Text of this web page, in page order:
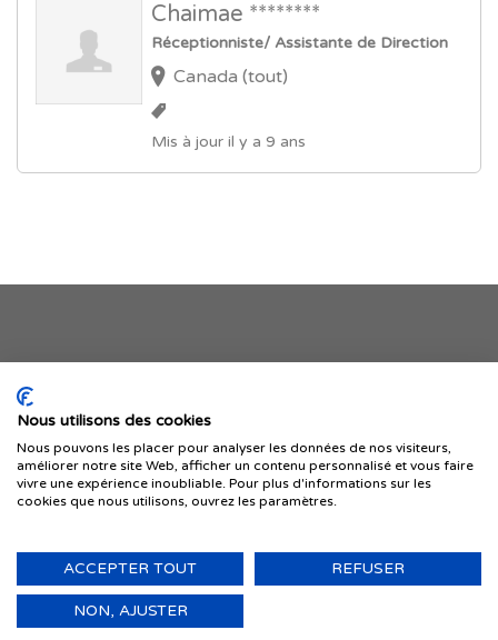
Chaimae ********
Réceptionniste/ Assistante de Direction
Canada (tout)
Mis à jour il y a 9 ans
Je publie mon offre
© 1999-2026 IMMIGRER.COM INC. — TOUS DROITS RÉSERVÉS
Nous utilisons des cookies
Nous pouvons les placer pour analyser les données de nos visiteurs,
améliorer notre site Web, afficher un contenu personnalisé et vous faire
vivre une expérience inoubliable. Pour plus d'informations sur les
cookies que nous utilisons, ouvrez les paramètres.
ACCEPTER TOUT REFUSER
NON, AJUSTER